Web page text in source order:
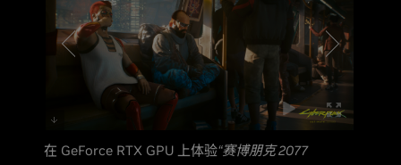
在 GeForce RTX GPU 上体验“赛博朋克 2077